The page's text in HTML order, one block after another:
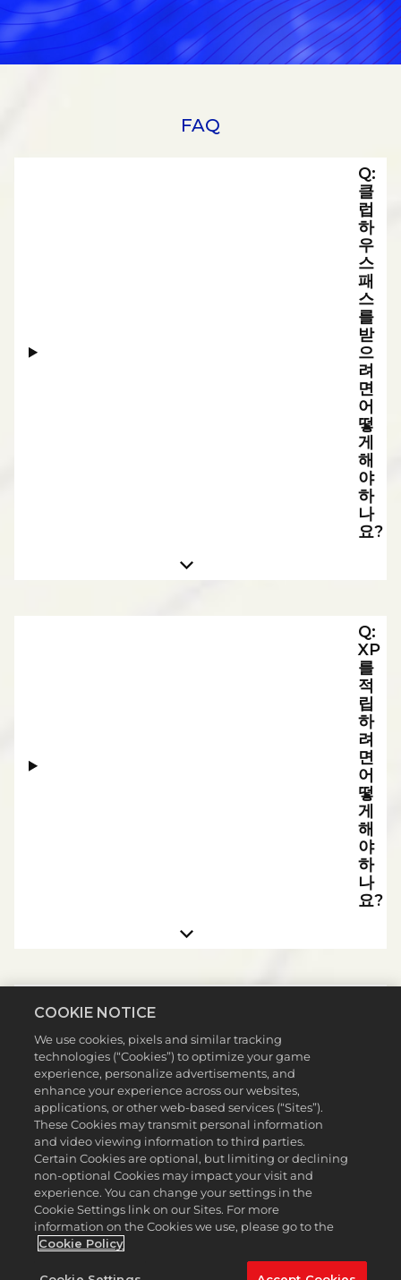
FAQ
Q:
클
럽
하
우
스
패
스
를
받
으
려
면
어
떻
게
해
야
하
나
요?
Q:
XP
를
적
립
하
려
면
어
떻
게
해
야
하
나
요?
COOKIE NOTICE
We use cookies, pixels and similar tracking
technologies (“Cookies”) to optimize your game
experience, personalize advertisements, and
enhance your experience across our websites,
applications, or other web-based services (“Sites”).
These Cookies may transmit personal information
and video viewing information to third parties.
Certain Cookies are optional, but limiting or declining
non-optional Cookies may impact your visit and
experience. You can change your settings in the
Cookie Settings link on our Sites. For more
information on the Cookies we use, please go to the
Cookie Policy